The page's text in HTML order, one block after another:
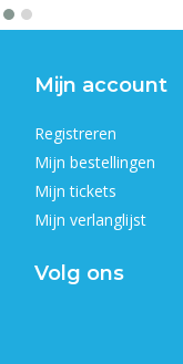
Mijn account
Registreren
Mijn bestellingen
Mijn tickets
Mijn verlanglijst
Volg ons